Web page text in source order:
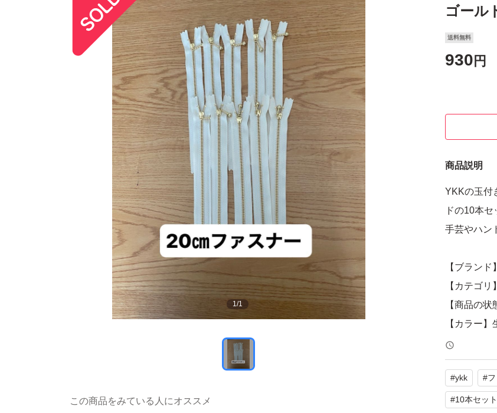
1/1
ゴール
送料無料
930 円
商品説明
YKKの玉付
ドの10本セ
手芸やハン
【ブランド
【カテゴ
【商品の状
【カラー
【サイズ】
【数量】10
よろしく
#ykk #
#10本セット
この商品をみている人にオススメ